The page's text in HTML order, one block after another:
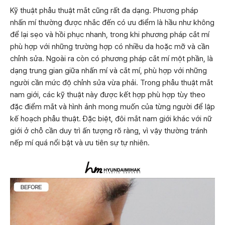
Kỹ thuật phẫu thuật mắt cũng rất đa dạng. Phương pháp
nhấn mí thường được nhắc đến có ưu điểm là hầu như không
để lại sẹo và hồi phục nhanh, trong khi phương pháp cắt mí
phù hợp với những trường hợp có nhiều da hoặc mỡ và cần
chỉnh sửa. Ngoài ra còn có phương pháp cắt mí một phần, là
dạng trung gian giữa nhấn mí và cắt mí, phù hợp với những
người cần mức độ chỉnh sửa vừa phải. Trong phẫu thuật mắt
nam giới, các kỹ thuật này được kết hợp phù hợp tùy theo
đặc điểm mắt và hình ảnh mong muốn của từng người để lập
kế hoạch phẫu thuật. Đặc biệt, đôi mắt nam giới khác với nữ
giới ở chỗ cần duy trì ấn tượng rõ ràng, vì vậy thường tránh
nếp mí quá nổi bật và ưu tiên sự tự nhiên.